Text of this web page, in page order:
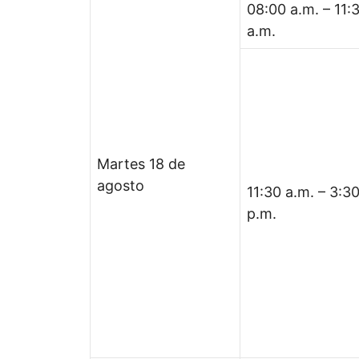
Martes 18 de
agosto
08:00 a.m. –
a.m.
11:30 a.m. – 3:30
p.m.